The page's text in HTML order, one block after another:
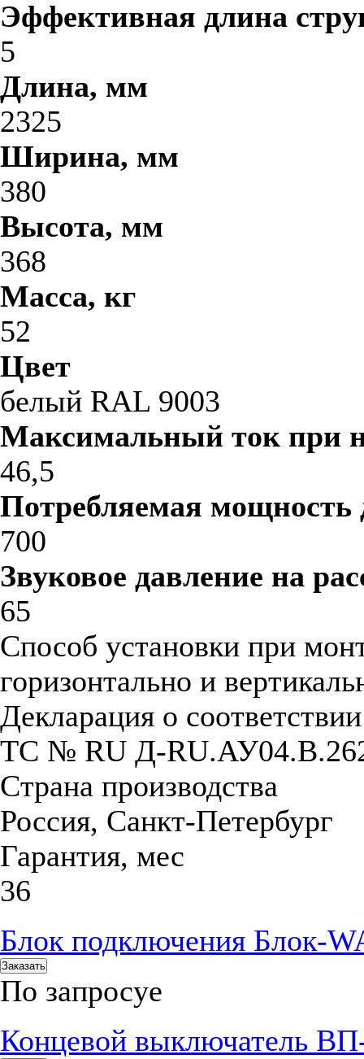
Эффективная длина
5
Длина, мм
2325
Ширина, мм
380
Высота, мм
368
Масса, кг
52
Цвет
белый RAL 9003
Максимальный ток при
46,5
Потребляемая мощность
700
Звуковое давление на
65
Способ установки при
горизонтально и
Декларация о
ТС № RU Д-
Страна производства
Россия, Санкт-Петербург
Гарантия, мес
36
Блок подключения Блок-
Заказать
По запросуе
Концевой выключатель